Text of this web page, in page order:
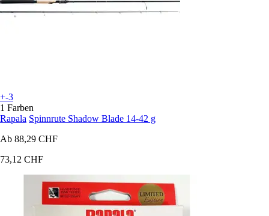
+-3
1 Farben
Rapala Spinnrute Shadow Blade 14-42 g
Ab 88,29 CHF
73,12 CHF